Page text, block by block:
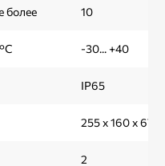
более 10
-30... +40
IP65
255 х 160 х 67
2